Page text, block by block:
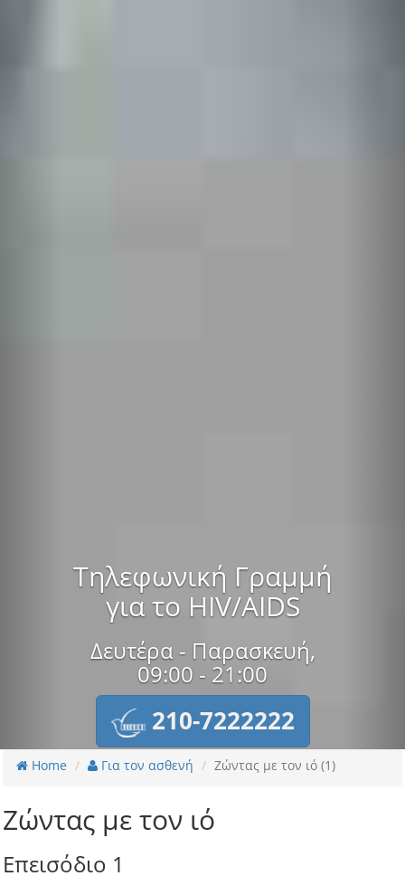
Τηλεφωνική Γραμμή
για το HIV/AIDS
Δευτέρα - Παρασκευή,
09:00 - 21:00
210-7222222
Home Για τον ασθενή Ζώντας με τον ιό (1)
Ζώντας με τον ιό
Επεισόδιο 1